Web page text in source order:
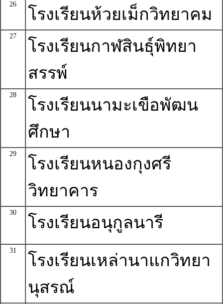
26
โรงเรียนห้วยเม็กวิทยาคม
27
โรงเรียนกาฬสินธุ์พิทยา
สรรพ์
28
โรงเรียนนามะเขือพัฒน
ศึกษา
29
โรงเรียนหนองกุงศรี
วิทยาคาร
30
โรงเรียนอนุกูลนารี
31
โรงเรียนเหล่านาแกวิทยา
นุสรณ์